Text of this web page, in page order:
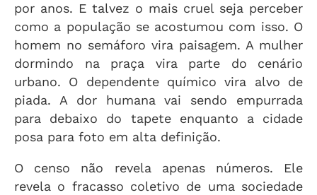
por anos. E talvez o mais cruel seja perceber
como a população se acostumou com isso. O
homem no semáforo vira paisagem. A mulher
dormindo na praça vira parte do cenário
urbano. O dependente químico vira alvo de
piada. A dor humana vai sendo empurrada
para debaixo do tapete enquanto a cidade
posa para foto em alta definição.
O censo não revela apenas números. Ele
revela o fracasso coletivo de uma sociedade